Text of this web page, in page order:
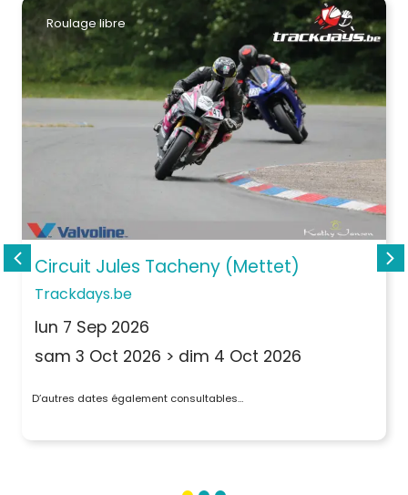
Roulage libre
Circuit Jules Tacheny (Mettet)
Trackdays.be
lun 7 Sep 2026
sam 3 Oct 2026 > dim 4 Oct 2026
D’autres dates également consultables…